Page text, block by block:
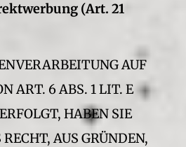
(Art. 21
AUF
ART. 6 ABS. 1 LIT. E
HABEN SIE
AUS GRÜNDEN,